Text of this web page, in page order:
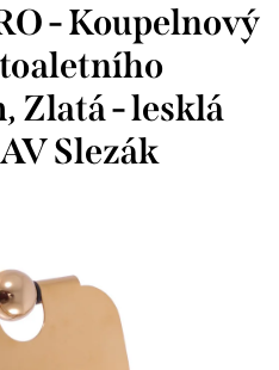
- Koupelnový
Zlatá - lesklá
Slezák